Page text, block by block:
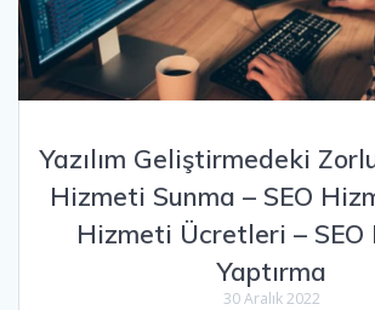
Yazılım Geliştirmedeki
Hizmeti Sunma – SEO
Hizmeti Ücretleri – SEO
Yaptırma
30 Aralık 2022